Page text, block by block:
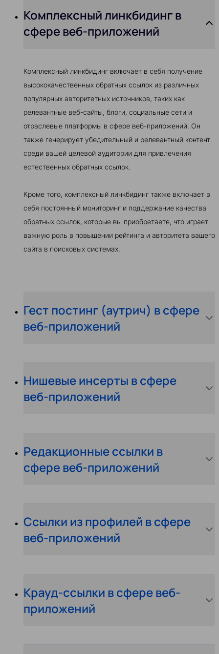
Комплексный линкбидинг в
сфере веб-приложений
Комплексный линкбидинг включает в себя получение
высококачественных обратных ссылок из различных
популярных авторитетных источников, таких как
релевантные веб-сайты, блоги, социальные сети и
отраслевые платформы в сфере веб-приложений. Он
также генерирует убедительный и релевантный контент
среди вашей целевой аудитории для привлечения
естественных обратных ссылок.
Кроме того, комплексный линкбидинг также включает в
себя постоянный мониторинг и поддержание качества
обратных ссылок, которые вы приобретаете, что играет
важную роль в повышении рейтинга и авторитета вашего
сайта в поисковых системах.
Гест постинг (аутрич) в сфере
веб-приложений
Нишевые инсерты в сфере
веб-приложений
Редакционные ссылки в
сфере веб-приложений
Ссылки из профилей в сфере
веб-приложений
Крауд-ссылки в сфере веб-
приложений